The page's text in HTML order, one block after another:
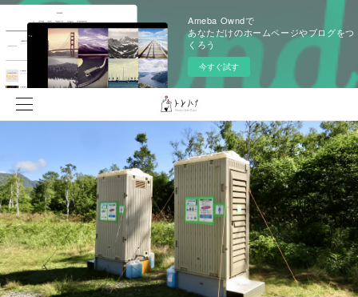
Ameba Owndで
あなただけのホームページやブログをつ
くろう
今すぐ試す